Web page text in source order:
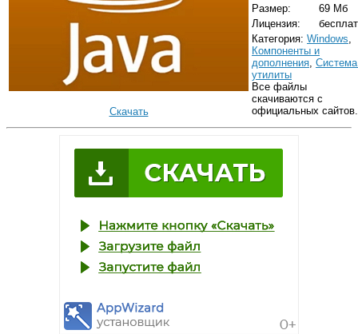
Скачать
Размер:
69 Мб
Лицензия:
Категория: Windows,
Компоненты и
дополнения,
утилиты
Все файлы
скачиваются с
официальных сайтов.